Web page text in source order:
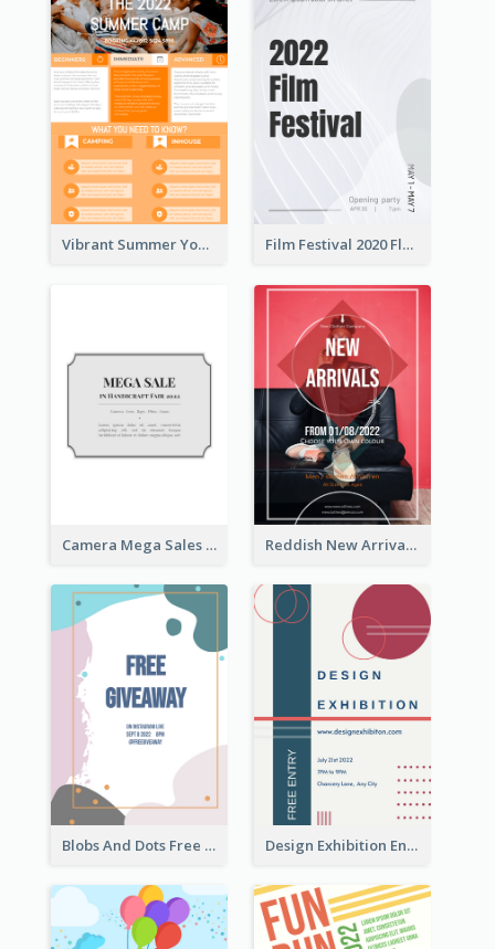
Vibrant Summer Youth Flyer Design Templates Film Festival 2020 Flyer
Camera Mega Sales Flyer Reddish New Arrivals Flyer
Blobs And Dots Free Giveaway Flyer Design Exhibition Entry Flyer